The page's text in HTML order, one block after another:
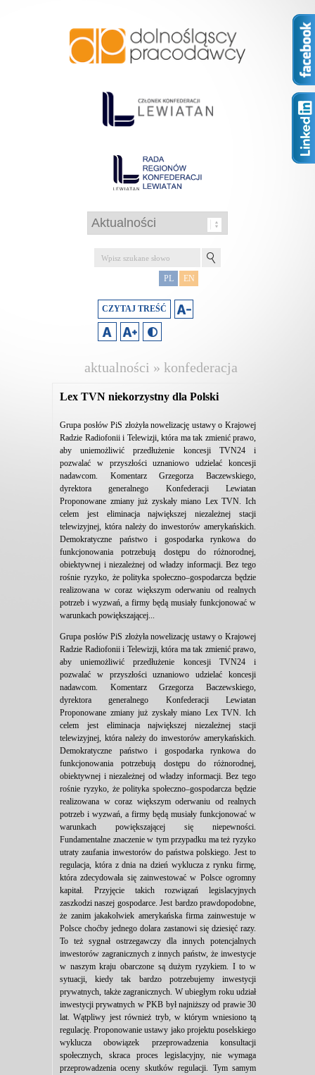
PL EN
CZYTAJ TREŚĆ
aktualności » konfederacja
Lex TVN niekorzystny dla Polski
Grupa posłów PiS złożyła nowelizację ustawy o Krajowej
Radzie Radiofonii i Telewizji, która ma tak zmienić prawo,
aby uniemożliwić przedłużenie koncesji TVN24 i
pozwalać w przyszłości uznaniowo udzielać koncesji
nadawcom. Komentarz Grzegorza Baczewskiego,
dyrektora generalnego Konfederacji Lewiatan
Proponowane zmiany już zyskały miano Lex TVN. Ich
celem jest eliminacja największej niezależnej stacji
telewizyjnej, która należy do inwestorów amerykańskich.
Demokratyczne państwo i gospodarka rynkowa do
funkcjonowania potrzebują dostępu do różnorodnej,
obiektywnej i niezależnej od władzy informacji. Bez tego
rośnie ryzyko, że polityka społeczno–gospodarcza będzie
realizowana w coraz większym oderwaniu od realnych
potrzeb i wyzwań, a firmy będą musiały funkcjonować w
warunkach powiększającej...
Grupa posłów PiS złożyła nowelizację ustawy o Krajowej
Radzie Radiofonii i Telewizji, która ma tak zmienić prawo,
aby uniemożliwić przedłużenie koncesji TVN24 i
pozwalać w przyszłości uznaniowo udzielać koncesji
nadawcom. Komentarz Grzegorza Baczewskiego,
dyrektora generalnego Konfederacji Lewiatan
Proponowane zmiany już zyskały miano Lex TVN. Ich
celem jest eliminacja największej niezależnej stacji
telewizyjnej, która należy do inwestorów amerykańskich.
Demokratyczne państwo i gospodarka rynkowa do
funkcjonowania potrzebują dostępu do różnorodnej,
obiektywnej i niezależnej od władzy informacji. Bez tego
rośnie ryzyko, że polityka społeczno–gospodarcza będzie
realizowana w coraz większym oderwaniu od realnych
potrzeb i wyzwań, a firmy będą musiały funkcjonować w
warunkach powiększającej się niepewności.
Fundamentalne znaczenie w tym przypadku ma też ryzyko
utraty zaufania inwestorów do państwa polskiego. Jest to
regulacja, która z dnia na dzień wyklucza z rynku firmę,
która zdecydowała się zainwestować w Polsce ogromny
kapitał. Przyjęcie takich rozwiązań legislacyjnych
zaszkodzi naszej gospodarce. Jest bardzo prawdopodobne,
że zanim jakakolwiek amerykańska firma zainwestuje w
Polsce choćby jednego dolara zastanowi się dziesięć razy.
To też sygnał ostrzegawczy dla innych potencjalnych
inwestorów zagranicznych z innych państw, że inwestycje
w naszym kraju obarczone są dużym ryzykiem. I to w
sytuacji, kiedy tak bardzo potrzebujemy inwestycji
prywatnych, także zagranicznych. W ubiegłym roku udział
inwestycji prywatnych w PKB był najniższy od prawie 30
lat. Wątpliwy jest również tryb, w którym wniesiono tą
regulację. Proponowanie ustawy jako projektu poselskiego
wyklucza obowiązek przeprowadzenia konsultacji
społecznych, skraca proces legislacyjny, nie wymaga
przeprowadzenia oceny skutków regulacji. Tym samym